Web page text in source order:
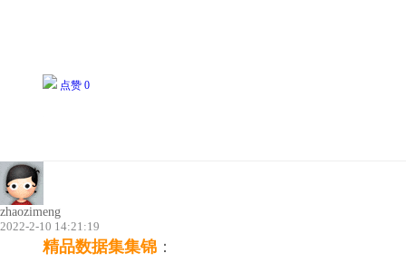
点赞 0
zhaozimeng
2022-2-10 14:21:19
精品数据集集锦 ：